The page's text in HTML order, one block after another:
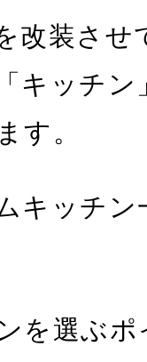
改装させ
キッチン
す。
キッチン
を選ぶ